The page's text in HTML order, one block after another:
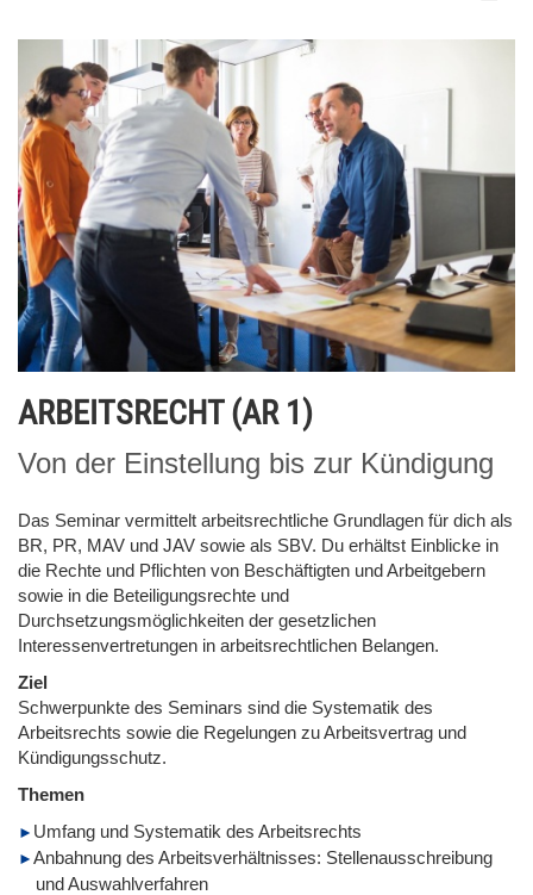
ARBEITSRECHT (AR 1)
Von der Einstellung bis zur Kündigung
Das Seminar vermittelt arbeitsrechtliche Grundlagen für dich als
BR, PR, MAV und JAV sowie als SBV. Du erhältst Einblicke in
die Rechte und Pflichten von Beschäftigten und Arbeitgebern
sowie in die Beteiligungsrechte und
Durchsetzungsmöglichkeiten der gesetzlichen
Interessenvertretungen in arbeitsrechtlichen Belangen.
Ziel
Schwerpunkte des Seminars sind die Systematik des
Arbeitsrechts sowie die Regelungen zu Arbeitsvertrag und
Kündigungsschutz.
Themen
Umfang und Systematik des Arbeitsrechts
Anbahnung des Arbeitsverhältnisses: Stellenausschreibung
und Auswahlverfahren